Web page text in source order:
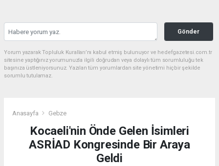
Gönder
Yorum yazarak Topluluk Kuralları’nı kabul etmiş bulunuyor ve hedefgazetesi.com.tr
sitesine yaptığınız yorumunuzla ilgili doğrudan veya dolaylı tüm sorumluluğu tek
başınıza üstleniyorsunuz. Yazılan tüm yorumlardan site yönetimi hiçbir şekilde
sorumlu tutulamaz.
Anasayfa Gebze
Kocaeli'nin Önde Gelen İsimleri
ASRİAD Kongresinde Bir Araya
Geldi